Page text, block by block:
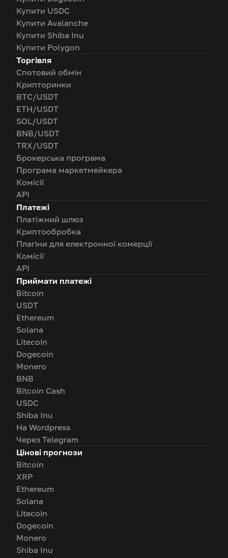
Купити USDC
Купити Avalanche
Купити Shiba Inu
Купити Polygon
Торгівля
Спотовий обмін
Крипторинки
BTC/USDT
ETH/USDT
SOL/USDT
BNB/USDT
TRX/USDT
Брокерська програма
Програма маркетмейкера
Комісії
API
Платежі
Платіжний шлюз
Криптообробка
Плагіни для електронної комерції
Комісії
API
Приймати платежі
Bitcoin
USDT
Ethereum
Solana
Litecoin
Dogecoin
Monero
BNB
Bitcoin Cash
USDC
Shiba Inu
На Wordpress
Через Telegram
Цінові прогнози
Bitcoin
XRP
Ethereum
Solana
Litecoin
Dogecoin
Monero
Shiba Inu